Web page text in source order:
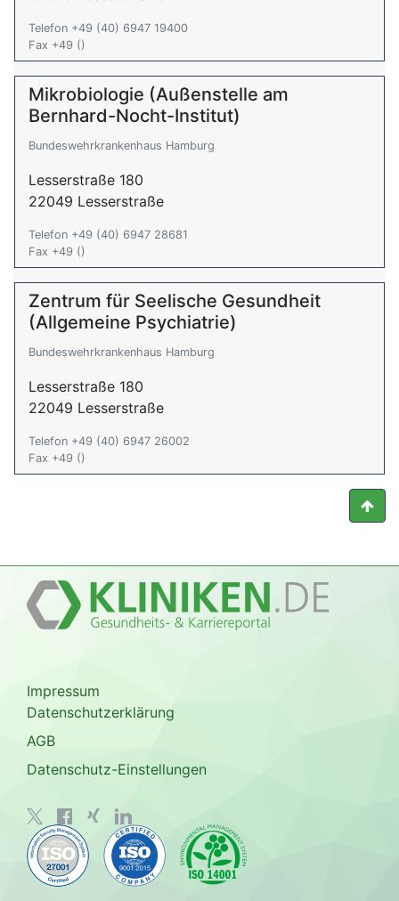
Telefon +49 (40) 6947 19400
Fax +49 ()
Mikrobiologie (Außenstelle am
Bernhard-Nocht-Institut)
Bundeswehrkrankenhaus Hamburg
Lesserstraße 180
22049 Lesserstraße
Telefon +49 (40) 6947 28681
Fax +49 ()
Zentrum für Seelische Gesundheit
(Allgemeine Psychiatrie)
Bundeswehrkrankenhaus Hamburg
Lesserstraße 180
22049 Lesserstraße
Telefon +49 (40) 6947 26002
Fax +49 ()
Impressum
Datenschutzerklärung
AGB
Datenschutz-Einstellungen